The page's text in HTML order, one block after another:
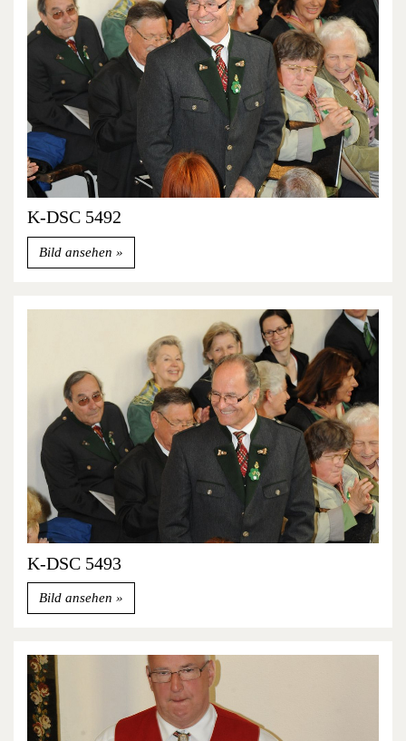
K-DSC 5492
Bild ansehen
K-DSC 5493
Bild ansehen